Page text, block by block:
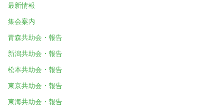
最新情報
集会案内
青森共助会・報告
新潟共助会・報告
松本共助会・報告
東京共助会・報告
東海共助会・報告